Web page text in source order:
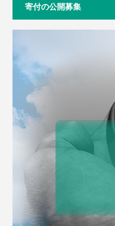
寄付の公開募集